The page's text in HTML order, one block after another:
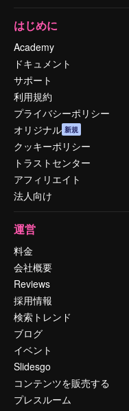
はじめに
Academy
ドキュメント
サポート
利用規約
プライバシーポリシー
オリジナル 新規
クッキーポリシー
トラストセンター
アフィリエイト
法人向け
運営
料金
会社概要
Reviews
採用情報
検索トレンド
ブログ
イベント
Slidesgo
コンテンツを販売する
プレスルーム